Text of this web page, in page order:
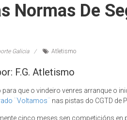
Normas De
Galicia Atletismo
F.G. Atletismo
que o vindeiro venres arranque o
¨Voltamos¨ nas pistas do CGTD de
cinco meses sen competicións